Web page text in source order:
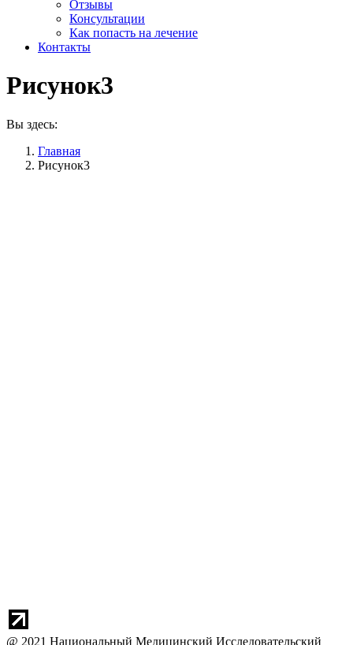
Отзывы
Консультации
Как попасть на лечение
Контакты
Рисунок3
Вы здесь:
Главная
Рисунок3
@ 2021 Национальный Медицинский Исследовательский